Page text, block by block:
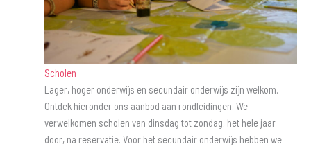
Scholen
Lager, hoger onderwijs en secundair onderwijs zijn welkom.
Ontdek hieronder ons aanbod aan rondleidingen. We
verwelkomen scholen van dinsdag tot zondag, het hele jaar
door, na reservatie. Voor het secundair onderwijs hebben we